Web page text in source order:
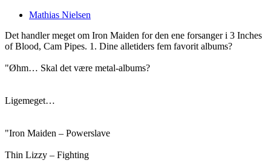
Mathias Nielsen
Det handler meget om Iron Maiden for den ene forsanger i 3 Inches
of Blood, Cam Pipes. 1. Dine alletiders fem favorit albums?
"Øhm… Skal det være metal-albums?
Ligemeget…
"Iron Maiden – Powerslave
Thin Lizzy – Fighting